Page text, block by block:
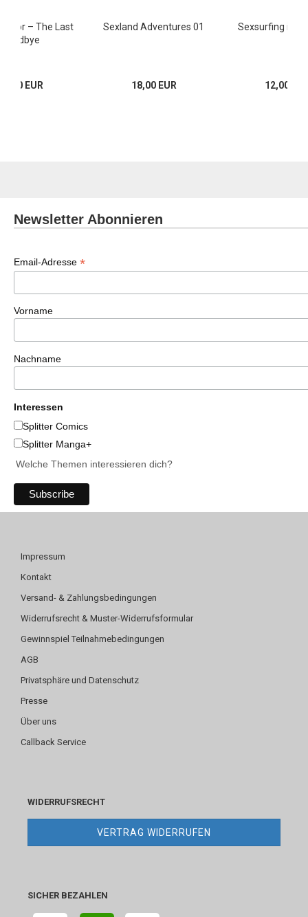
– The Last
Goodbye
EUR
Sexland Adventures 01
18,00 EUR
Sexsurfing in
12,00
Newsletter Abonnieren
Email-Adresse *
Vorname
Nachname
Interessen
Splitter Comics
Splitter Manga+
Welche Themen interessieren dich?
Impressum
Kontakt
Versand- & Zahlungsbedingungen
Widerrufsrecht & Muster-Widerrufsformular
Gewinnspiel Teilnahmebedingungen
AGB
Privatsphäre und Datenschutz
Presse
Über uns
Callback Service
WIDERRUFSRECHT
VERTRAG WIDERRUFEN
SICHER BEZAHLEN